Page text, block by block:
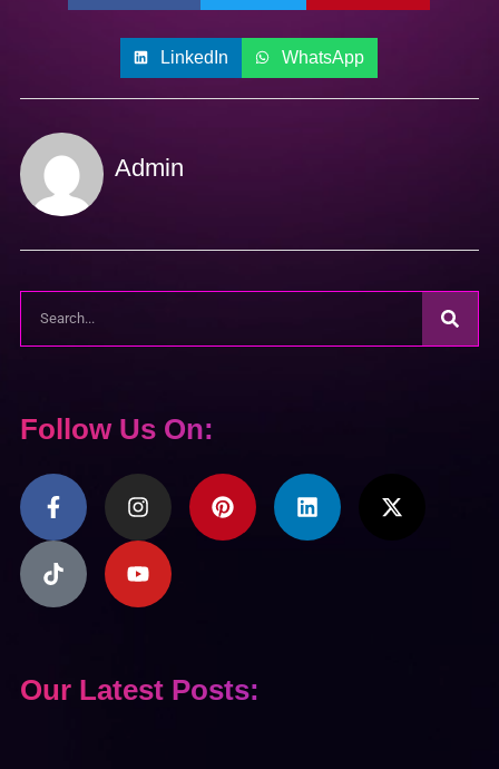
LinkedIn WhatsApp
Admin
Follow Us On:
Our Latest Posts: